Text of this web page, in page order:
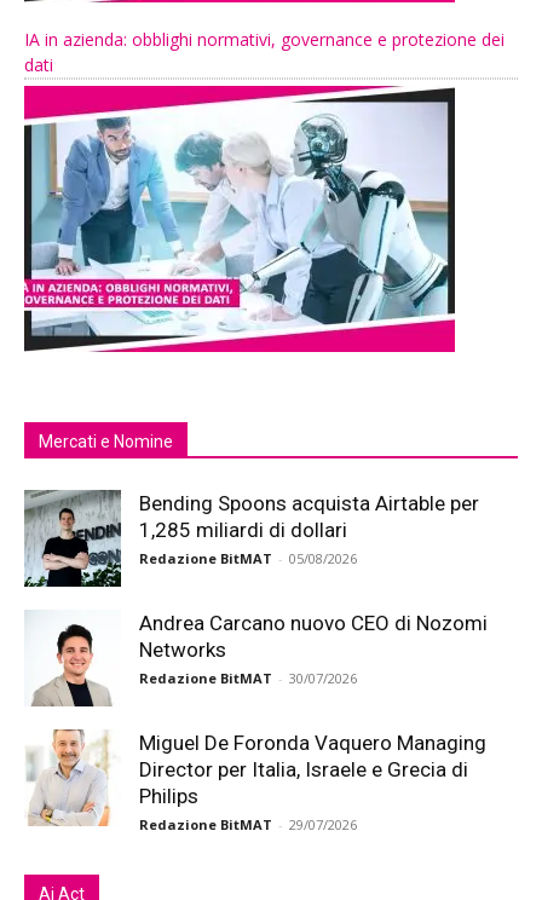
IA in azienda: obblighi normativi, governance e protezione dei
dati
Mercati e Nomine
Bending Spoons acquista Airtable per
1,285 miliardi di dollari
Redazione BitMAT - 05/08/2026
Andrea Carcano nuovo CEO di Nozomi
Networks
Redazione BitMAT - 30/07/2026
Miguel De Foronda Vaquero Managing
Director per Italia, Israele e Grecia di
Philips
Redazione BitMAT - 29/07/2026
Ai Act